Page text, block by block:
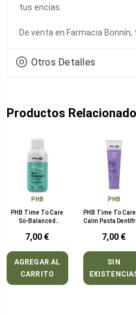
tus encias.
De venta en Farmacia
Otros Detalles
Productos
PHB
PHB Time To Care
So-Balanced
7,00 €
AGREGAR AL
CARRITO
PHB
PHB Time To
Calm Pasta
7,00 €
SIN